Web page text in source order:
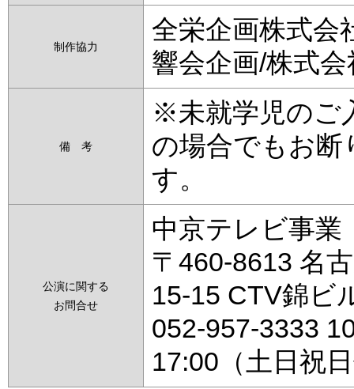
制作協力
全栄企画株式会
響会企画/株式
備 考
※未就学児のご
の場合でもお断
す。
公演に関する
お問合せ
中京テレビ事業
〒460-8613 名
15-15 CTV錦ビ
052-957-3333
17:00（土日祝